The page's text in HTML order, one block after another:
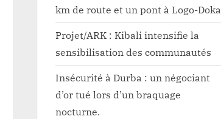
km de route et un pont à Logo-Doka
Projet/ARK : Kibali intensifie la
sensibilisation des communautés
Insécurité à Durba : un négociant
d’or tué lors d’un braquage
nocturne.